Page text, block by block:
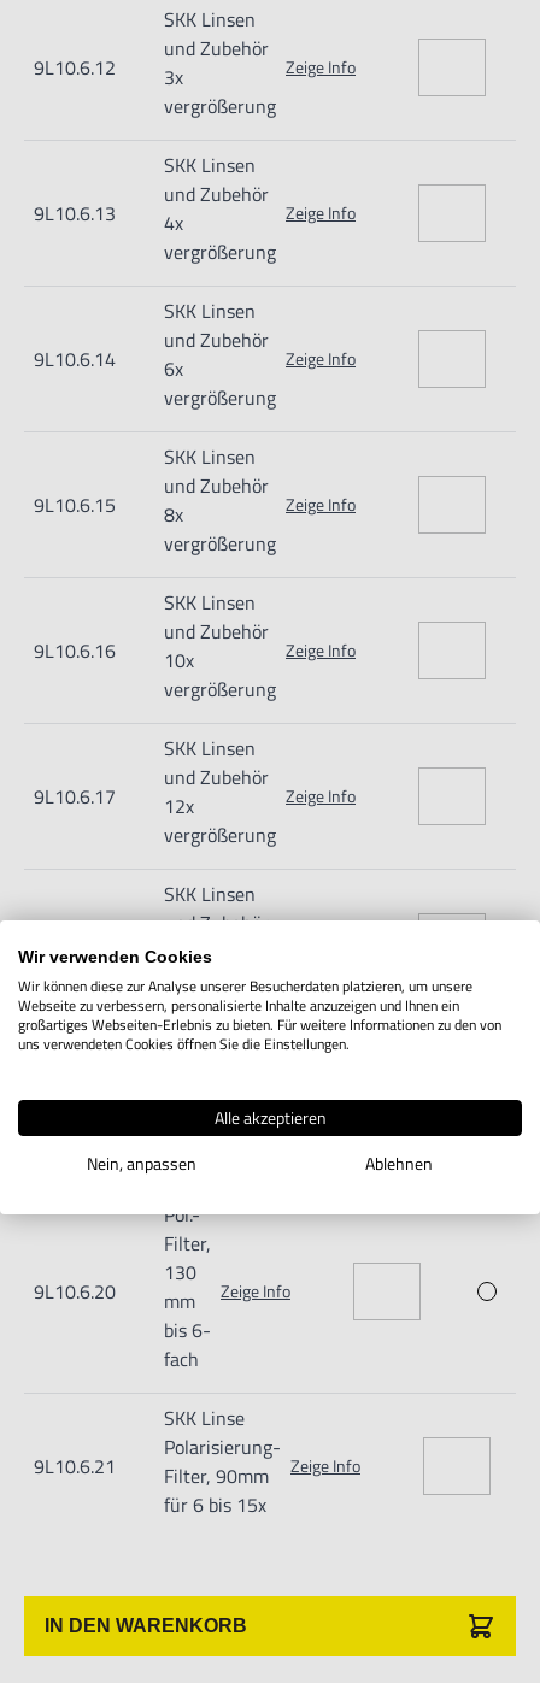
9L10.6.12
SKK Linsen
und Zubehör
3x
vergrößerung
Zeige Info
9L10.6.13
SKK Linsen
und Zubehör
4x
vergrößerung
Zeige Info
9L10.6.14
SKK Linsen
und Zubehör
6x
vergrößerung
Zeige Info
9L10.6.15
SKK Linsen
und Zubehör
8x
vergrößerung
Zeige Info
9L10.6.16
SKK Linsen
und Zubehör
10x
vergrößerung
Zeige Info
9L10.6.17
SKK Linsen
und Zubehör
12x
vergrößerung
Zeige Info
SKK Linsen
und Zubehör
15x
vergrößerung
9L10.6.19
Power
Linse,
Durchm.
100Mm
Zeige Info
9L10.6.20
Pol.-
Filter,
130
mm
bis 6-
fach
Zeige Info
9L10.6.21
SKK Linse
Polarisierung-
Filter, 90mm
für 6 bis 15x
Zeige Info
IN DEN WARENKORB
Wir verwenden Cookies
Wir können diese zur Analyse unserer Besucherdaten platzieren, um unsere
Webseite zu verbessern, personalisierte Inhalte anzuzeigen und Ihnen ein
großartiges Webseiten-Erlebnis zu bieten. Für weitere Informationen zu den von
uns verwendeten Cookies öffnen Sie die Einstellungen.
Alle akzeptieren
Nein, anpassen
Ablehnen